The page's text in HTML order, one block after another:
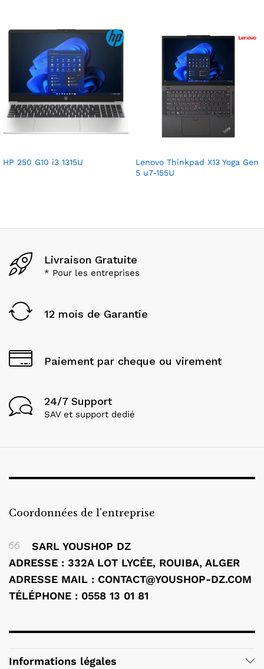
HP 250 G10 i3 1315U
Lenovo Thinkpad X13 Yoga Gen
5 u7-155U
Livraison Gratuite
* Pour les entreprises
12 mois de Garantie
Paiement par cheque ou virement
24/7 Support
SAV et support dedié
Coordonnées de l'entreprise
SARL YOUSHOP DZ
ADRESSE : 332A LOT LYCÉE, ROUIBA, ALGER
ADRESSE MAIL : CONTACT@YOUSHOP-DZ.COM
TÉLÉPHONE : 0558 13 01 81
Informations légales